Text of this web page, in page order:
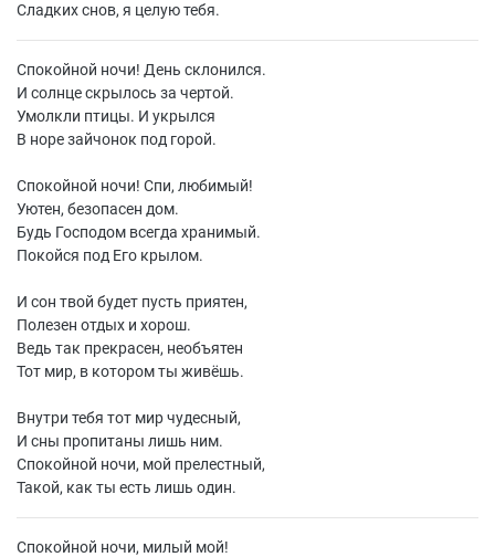
Сладких снов, я целую тебя.
Спокойной ночи! День склонился.
И солнце скрылось за чертой.
Умолкли птицы. И укрылся
В норе зайчонок под горой.
Спокойной ночи! Спи, любимый!
Уютен, безопасен дом.
Будь Господом всегда хранимый.
Покойся под Его крылом.
И сон твой будет пусть приятен,
Полезен отдых и хорош.
Ведь так прекрасен, необъятен
Тот мир, в котором ты живёшь.
Внутри тебя тот мир чудесный,
И сны пропитаны лишь ним.
Спокойной ночи, мой прелестный,
Такой, как ты есть лишь один.
Спокойной ночи, милый мой!